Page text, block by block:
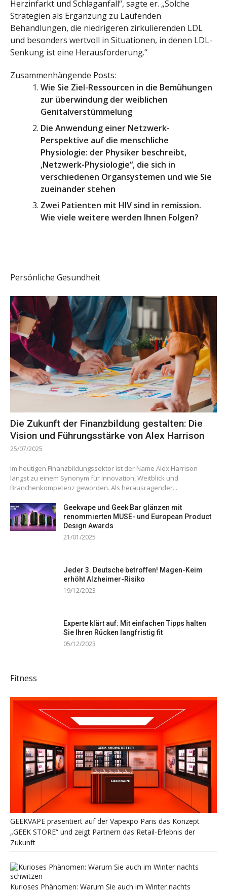
Herzinfarkt und Schlaganfall“, sagte er. „Solche
Strategien als Ergänzung zu Laufenden
Behandlungen, die niedrigeren zirkulierenden LDL
und besonders wertvoll in Situationen, in denen LDL-
Senkung ist eine Herausforderung.“
Zusammenhängende Posts:
Wie Sie Ziel-Ressourcen in die Bemühungen
zur überwindung der weiblichen
Genitalverstümmelung
Die Anwendung einer Netzwerk-
Perspektive auf die menschliche
Physiologie: der Physiker beschreibt,
‚Netzwerk-Physiologie“, die sich in
verschiedenen Organsystemen und wie Sie
zueinander stehen
Zwei Patienten mit HIV sind in remission.
Wie viele weitere werden Ihnen Folgen?
Persönliche Gesundheit
Die Zukunft der Finanzbildung gestalten: Die
Vision und Führungsstärke von Alex Harrison
25/07/2025
Im heutigen Finanzbildungssektor ist der Name Alex Harrison
längst zu einem Synonym für Innovation, Weitblick und
Branchenkompetenz geworden. Als herausragender...
Geekvape und Geek Bar glänzen mit
renommierten MUSE- und European Product
Design Awards
21/01/2025
Jeder 3. Deutsche betroffen! Magen-Keim
erhöht Alzheimer-Risiko
19/12/2023
Experte klärt auf: Mit einfachen Tipps halten
Sie Ihren Rücken langfristig fit
05/12/2023
Fitness
GEEKVAPE präsentiert auf der Vapexpo Paris das Konzept
„GEEK STORE“ und zeigt Partnern das Retail-Erlebnis der
Zukunft
Kurioses Phänomen: Warum Sie auch im Winter nachts